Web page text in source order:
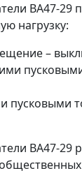
ВА47-29
нагрузку:
–
пусковыми
ВА47-29